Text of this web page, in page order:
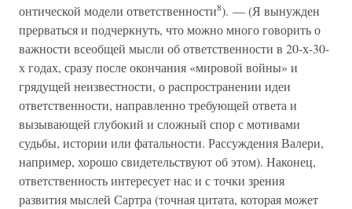
онтической модели ответственности8). — (Я вынужден
прерваться и подчеркнуть, что можно много говорить о
важности всеобщей мысли об ответственности в 20-х-30-
х годах, сразу после окончания «мировой войны» и
грядущей неизвестности, о распространении идеи
ответственности, направленно требующей ответа и
вызывающей глубокий и сложный спор с мотивами
судьбы, истории или фатальности. Рассуждения Валери,
например, хорошо свидетельствуют об этом). Наконец,
ответственность интересует нас и с точки зрения
развития мыслей Сартра (точная цитата, которая может